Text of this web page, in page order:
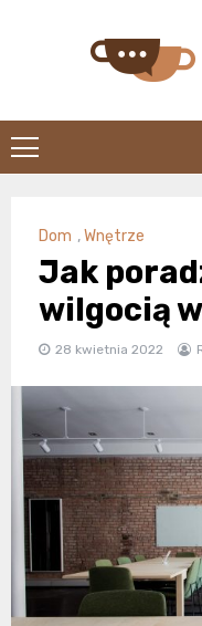
Dom ,Wnętrze
Jak
wilgocią
28 kwietnia 2022